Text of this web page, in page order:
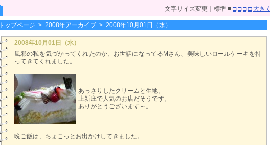
文字サイズ変更｜標準 ■ □ □ □ □ 大きく
トップページ > 2008年アーカイブ > 2008年10月01日（水）
2008年10月01日（水）
風邪の私を気づかってくれたのか、お世話になってるMさん、美味しいロールケーキを持
ってきてくれました。
あっさりしたクリームと生地。
上新庄で人気のお店だそうです。
ありがとうございます～。
晩ご飯は、ちょこっとお出かけしてきました。